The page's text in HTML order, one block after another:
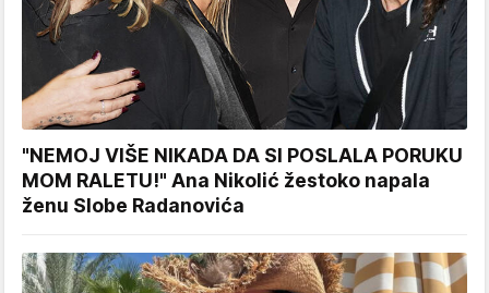
"NEMOJ VIŠE NIKADA DA SI POSLALA PORUKU
MOM RALETU!" Ana Nikolić žestoko napala
ženu Slobe Radanovića